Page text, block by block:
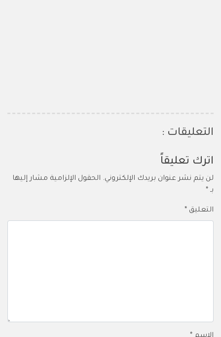
التعليقات :
اترك تعليقاً
لن يتم نشر عنوان بريدك الإلكتروني. الحقول الإلزامية مشار إليها
بـ *
التعليق *